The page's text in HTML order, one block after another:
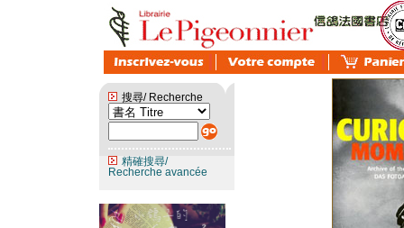
搜尋/ Recherche
精確搜尋/
Recherche avancée